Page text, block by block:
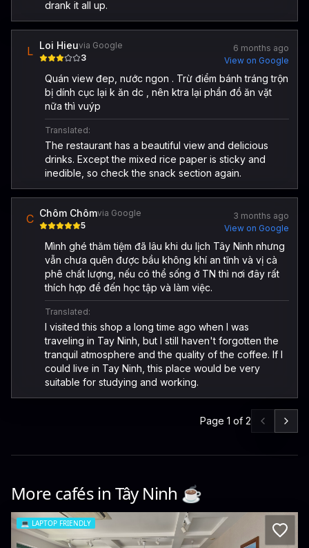
drank it all up.
L Loi Hieuvia Google
3
6 months ago
View on Google
Quán view đep, nước ngon . Trừ điểm bánh tráng trộn
bị dính cục lại k ăn dc , nên ktra lại phần đồ ăn vặt
nữa thì vuýp
Translated:
The restaurant has a beautiful view and delicious
drinks. Except the mixed rice paper is sticky and
inedible, so check the snack section again.
C Chôm Chômvia Google
5
3 months ago
View on Google
Mình ghé thăm tiệm đã lâu khi du lịch Tây Ninh nhưng
vẫn chưa quên được bầu không khí an tĩnh và vị cà
phê chất lượng, nếu có thể sống ở TN thì nơi đây rất
thích hợp để đến học tập và làm việc.
Translated:
I visited this shop a long time ago when I was
traveling in Tay Ninh, but I still haven't forgotten the
tranquil atmosphere and the quality of the coffee. If I
could live in Tay Ninh, this place would be very
suitable for studying and working.
Page 1 of 2
More cafés in Tây Ninh ☕️
💻 LAPTOP FRIENDLY